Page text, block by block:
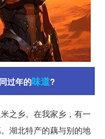
过年的味道?
之乡。在我家乡，有一
湖北特产的藕与别的地